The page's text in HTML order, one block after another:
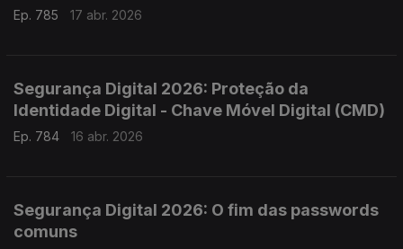
Ep. 785 17 abr. 2026
Segurança Digital 2026: Proteção da
Identidade Digital - Chave Móvel Digital (CMD)
Ep. 784 16 abr. 2026
Segurança Digital 2026: O fim das passwords
comuns